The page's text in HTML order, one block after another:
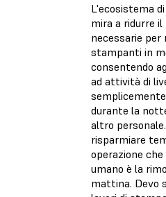
L'ecosistema
mira a ridurre
necessarie per
stampanti in
consentendo
ad attività di
durante la
altro
risparmiare
operazione
umano è la
mattina. Devo